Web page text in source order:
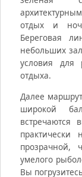
отдых и
Береговая
небольших
условия для
отдыха.
Далее
широкой
встречаются
прозрачной,
умелого
Вы